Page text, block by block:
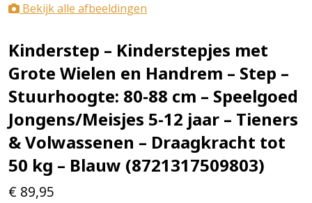
Bekijk alle afbeeldingen
Kinderstep – Kinderstepjes met
Grote Wielen en Handrem – Step –
Stuurhoogte: 80-88 cm – Speelgoed
Jongens/Meisjes 5-12 jaar – Tieners
& Volwassenen – Draagkracht tot
50 kg – Blauw (8721317509803)
€ 89,95